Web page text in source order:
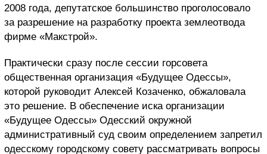
2008 года, депутатское большинство проголосовало
за разрешение на разработку проекта землеотвода
фирме «Макстрой».
Практически сразу после сессии горсовета
общественная организация «Будущее Одессы»,
которой руководит Алексей Козаченко, обжаловала
это решение. В обеспечение иска организации
«Будущее Одессы» Одесский окружной
административный суд своим определением запретил
одесскому городскому совету рассматривать вопросы